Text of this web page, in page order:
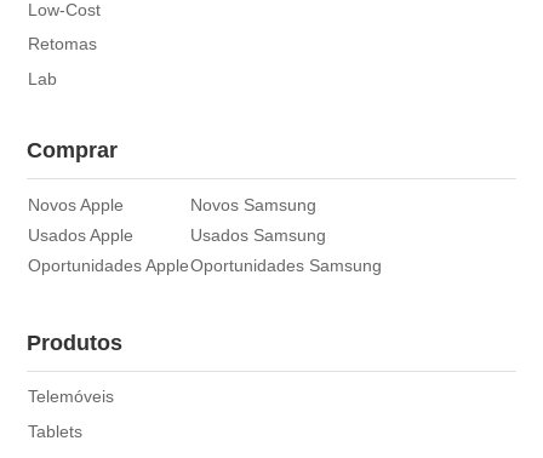
Low-Cost
Retomas
Lab
Comprar
Novos Apple
Usados Apple
Oportunidades Apple
Novos Samsung
Usados Samsung
Oportunidades Samsung
Produtos
Telemóveis
Tablets